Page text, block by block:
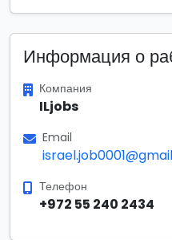
Информация о
Компания
ILjobs
Email
Телефон
+972 55 240 2434